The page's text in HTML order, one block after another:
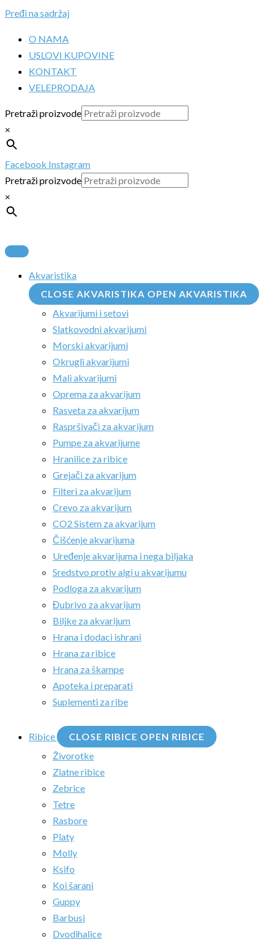
Pređi na sadržaj
O NAMA
USLOVI KUPOVINE
KONTAKT
VELEPRODAJA
Pretraži proizvode
×
Facebook Instagram
Pretraži proizvode
×
Akvaristika
CLOSE AKVARISTIKA OPEN AKVARISTIKA
Akvarijumi i setovi
Slatkovodni akvarijumi
Morski akvarijumi
Okrugli akvarijumi
Mali akvarijumi
Oprema za akvarijum
Rasveta za akvarijum
Raspršivači za akvarijum
Pumpe za akvarijume
Hranilice za ribice
Grejači za akvarijum
Filteri za akvarijum
Crevo za akvarijum
CO2 Sistem za akvarijum
Čišćenje akvarijuma
Uređenje akvarijuma i nega biljaka
Sredstvo protiv algi u akvarijumu
Podloga za akvarijum
Đubrivo za akvarijum
Biljke za akvarijum
Hrana i dodaci ishrani
Hrana za ribice
Hrana za škampe
Apoteka i preparati
Suplementi za ribe
Ribice CLOSE RIBICE OPEN RIBICE
Živorotke
Zlatne ribice
Zebrice
Tetre
Rasbore
Platy
Molly
Ksifo
Koi šarani
Guppy
Barbusi
Dvodihalice